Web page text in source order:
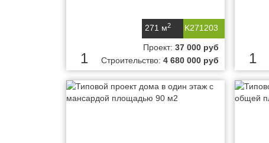
K271203
271 м2
1
Проект: 37 000 руб
Строительство: 4 680 000 руб 1